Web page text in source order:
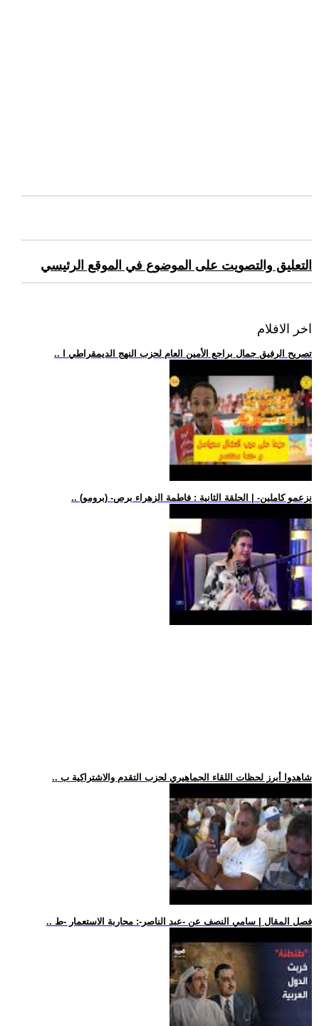
التعليق والتصويت على الموضوع في الموقع الرئيسي
اخر الافلام
.. تصريح الرفيق جمال براجع الأمين العام لحزب النهج الديمقراطي ا
.. (برومو) -نزعمو كاملين- | الحلقة الثانية : فاطمة الزهراء برص
.. شاهدوا أبرز لحظات اللقاء الجماهيري لحزب التقدم والاشتراكية ب
.. فصل المقال | سامي النصف عن -عبد الناصر-: محاربة الاستعمار -ط